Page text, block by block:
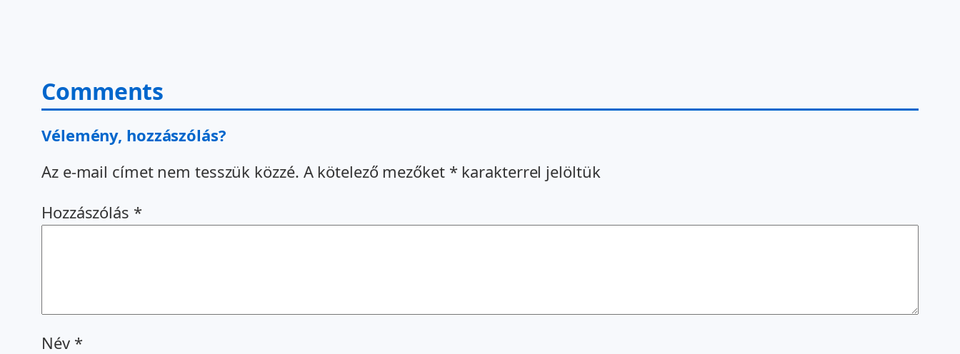
Comments
Vélemény, hozzászólás?
Az e-mail címet nem tesszük közzé. A kötelező mezőket * karakterrel jelöltük
Hozzászólás *
Név *